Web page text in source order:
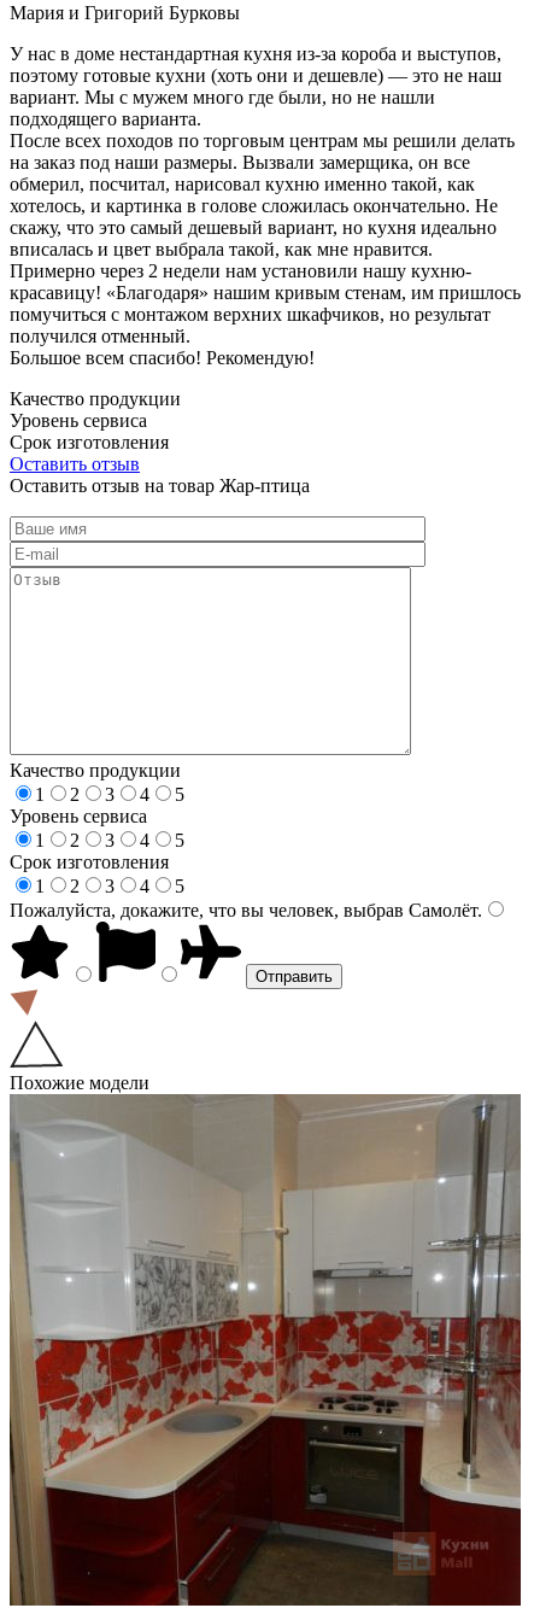
Мария и Григорий Бурковы
У нас в доме нестандартная кухня из-за короба и выступов,
поэтому готовые кухни (хоть они и дешевле) — это не наш
вариант. Мы с мужем много где были, но не нашли
подходящего варианта.
После всех походов по торговым центрам мы решили делать
на заказ под наши размеры. Вызвали замерщика, он все
обмерил, посчитал, нарисовал кухню именно такой, как
хотелось, и картинка в голове сложилась окончательно. Не
скажу, что это самый дешевый вариант, но кухня идеально
вписалась и цвет выбрала такой, как мне нравится.
Примерно через 2 недели нам установили нашу кухню-
красавицу! «Благодаря» нашим кривым стенам, им пришлось
помучиться с монтажом верхних шкафчиков, но результат
получился отменный.
Большое всем спасибо! Рекомендую!
Качество продукции
Уровень сервиса
Срок изготовления
Оставить отзыв
Оставить отзыв на товар Жар-птица
Качество продукции
1
2 3 4
5
Уровень сервиса
1
2 3 4
5
Срок изготовления
1
2 3 4
5
Пожалуйста, докажите, что вы человек, выбрав Самолёт.
Похожие модели